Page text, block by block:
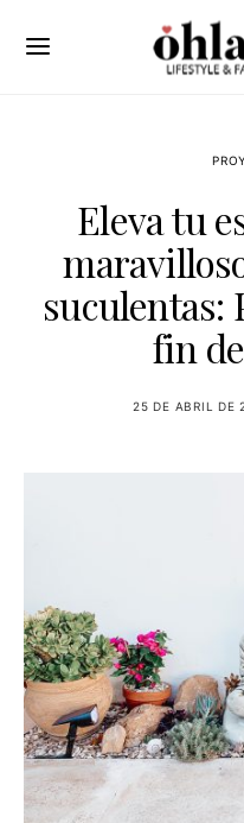
Eleva tu
suculentas:
fin
25 DE ABRIL DE